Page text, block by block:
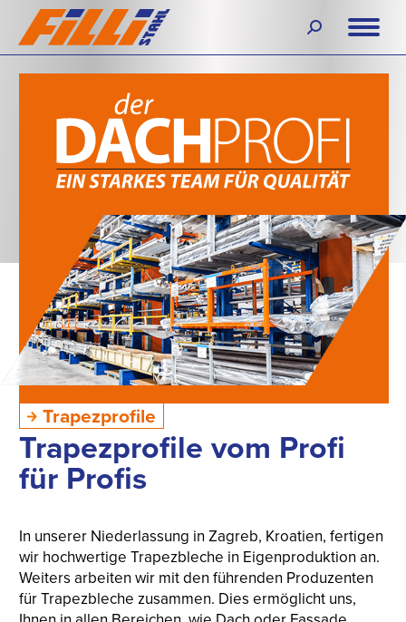
Search:
Trapezprofile
Trapezprofile vom Profi
für Profis
In unserer Niederlassung in Zagreb, Kroatien, fertigen
wir hochwertige Trapezbleche in Eigenproduktion an.
Weiters arbeiten wir mit den führenden Produzenten
für Trapezbleche zusammen. Dies ermöglicht uns,